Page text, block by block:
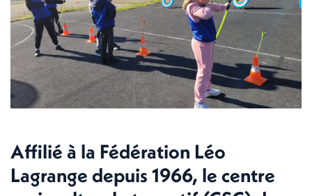
Affilié à la Fédération Léo
Lagrange depuis 1966, le centre